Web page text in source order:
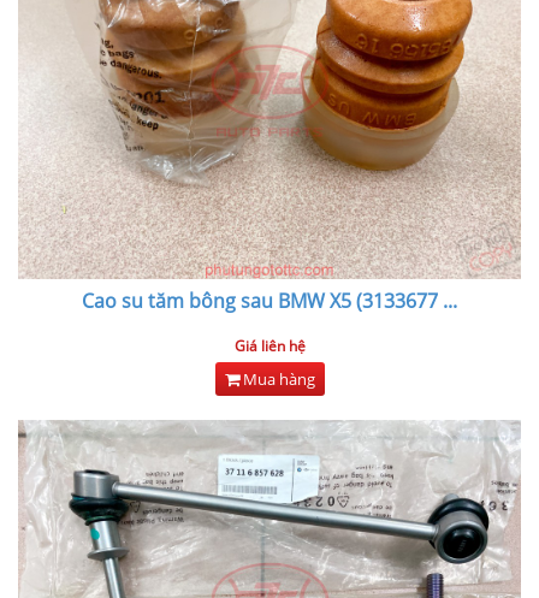
Cao su tăm bông sau BMW X5 (3133677 ...
Giá liên hệ
Mua hàng